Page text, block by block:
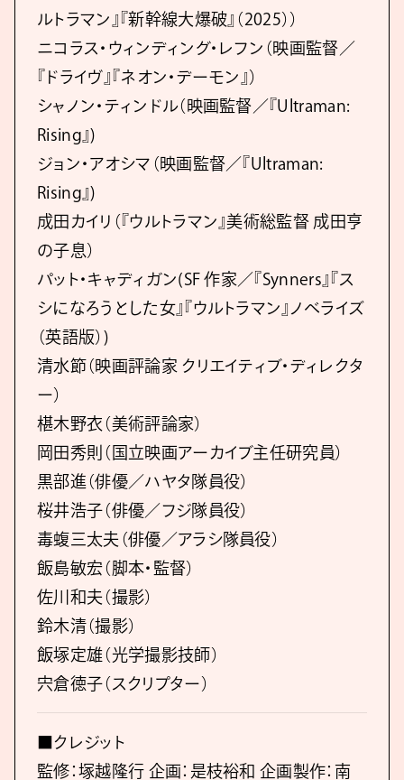
ルトラマン』『新幹線大爆破』（2025））
ニコラス・ウィンディング・レフン（映画監督／
『ドライヴ』『ネオン・デーモン』）
シャノン・ティンドル（映画監督／『Ultraman:
Rising』)
ジョン・アオシマ（映画監督／『Ultraman:
Rising』)
成田カイリ（『ウルトラマン』美術総監督 成田亨
の子息）
パット・キャディガン(SF 作家／『Synners』『ス
シになろうとした女』『ウルトラマン』ノベライズ
（英語版）)
清水節（映画評論家 クリエイティブ・ディレクタ
ー）
椹木野衣（美術評論家）
岡田秀則（国立映画アーカイブ主任研究員）
黒部進（俳優／ハヤタ隊員役）
桜井浩子（俳優／フジ隊員役）
毒蝮三太夫（俳優／アラシ隊員役）
飯島敏宏（脚本・監督）
佐川和夫（撮影）
鈴木清（撮影）
飯塚定雄（光学撮影技師）
宍倉徳子（スクリプター）
■クレジット
監修：塚越隆行 企画：是枝裕和 企画製作：南